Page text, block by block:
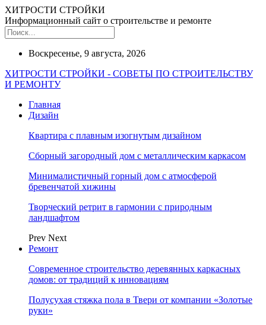
ХИТРОСТИ СТРОЙКИ
Информационный сайт о строительстве и ремонте
Воскресенье, 9 августа, 2026
ХИТРОСТИ СТРОЙКИ - СОВЕТЫ ПО СТРОИТЕЛЬСТВУ
И РЕМОНТУ
Главная
Дизайн
Квартира с плавным изогнутым дизайном
Сборный загородный дом с металлическим каркасом
Минималистичный горный дом с атмосферой
бревенчатой хижины
Творческий ретрит в гармонии с природным
ландшафтом
Prev Next
Ремонт
Современное строительство деревянных каркасных
домов: от традиций к инновациям
Полусухая стяжка пола в Твери от компании «Золотые
руки»